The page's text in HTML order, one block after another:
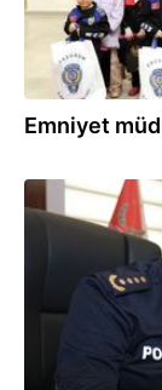
Emniyet
11.01.2025